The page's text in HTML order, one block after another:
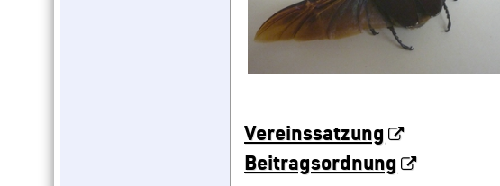
Vereinssatzung
Beitragsordnung